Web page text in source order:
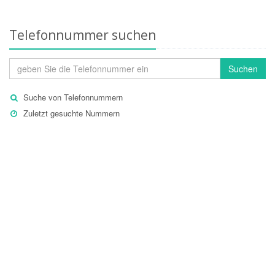
Telefonnummer suchen
Suchen
Suche von Telefonnummern
Zuletzt gesuchte Nummern